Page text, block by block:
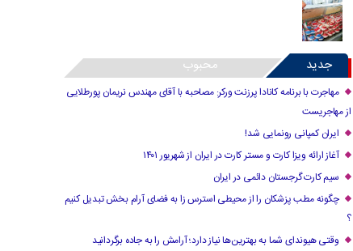
جدید محبوب
مهاجرت با برنامه کانادا پرزنت ورکر: مصاحبه با آقای مهندس نریمان پورطلایی
از مهاجریست
ایران کمپانی رونمایی شد!
آغاز ارائه ویزا کارت و مستر کارت در ایران از شهریور ۱۴۰۱
سیم کارت گرجستان دائمی در ایران
چگونه مطب پزشکان را از محیطی استرس زا به فضای آرام بخش تبدیل کنیم
؟
وقتی هیوندای شما به بهترین‌ها نیاز دارد؛ آرامش را به جاده برگردانید